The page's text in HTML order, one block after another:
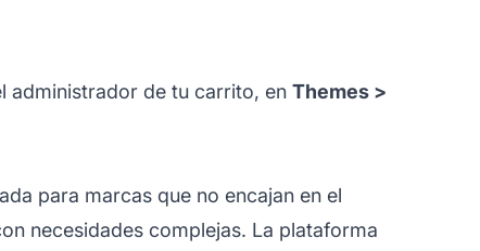
administrador de tu carrito, en Themes >
para marcas que no encajan en el
necesidades complejas. La plataforma